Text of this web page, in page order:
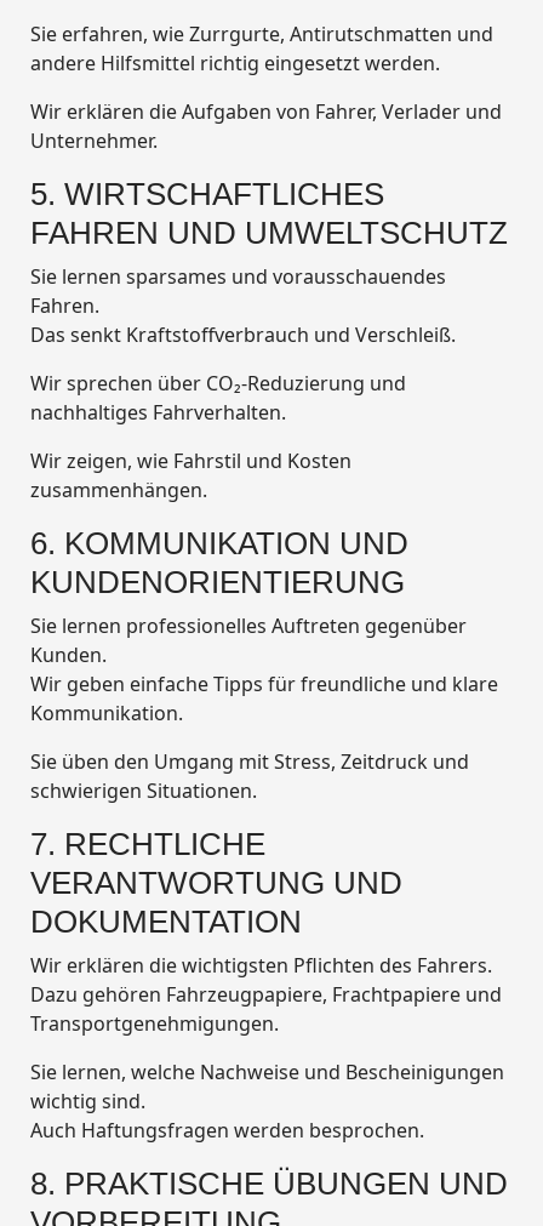
Sie erfahren, wie Zurrgurte, Antirutschmatten und
andere Hilfsmittel richtig eingesetzt werden.
Wir erklären die Aufgaben von Fahrer, Verlader und
Unternehmer.
5. WIRTSCHAFTLICHES
FAHREN UND UMWELTSCHUTZ
Sie lernen sparsames und vorausschauendes
Fahren.
Das senkt Kraftstoffverbrauch und Verschleiß.
Wir sprechen über CO₂-Reduzierung und
nachhaltiges Fahrverhalten.
Wir zeigen, wie Fahrstil und Kosten
zusammenhängen.
6. KOMMUNIKATION UND
KUNDENORIENTIERUNG
Sie lernen professionelles Auftreten gegenüber
Kunden.
Wir geben einfache Tipps für freundliche und klare
Kommunikation.
Sie üben den Umgang mit Stress, Zeitdruck und
schwierigen Situationen.
7. RECHTLICHE
VERANTWORTUNG UND
DOKUMENTATION
Wir erklären die wichtigsten Pflichten des Fahrers.
Dazu gehören Fahrzeugpapiere, Frachtpapiere und
Transportgenehmigungen.
Sie lernen, welche Nachweise und Bescheinigungen
wichtig sind.
Auch Haftungsfragen werden besprochen.
8. PRAKTISCHE ÜBUNGEN UND